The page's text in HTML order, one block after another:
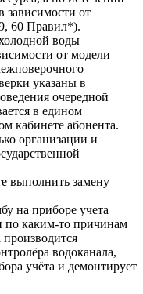
зависимости от
60 Правил*).
воды
от модели
указаны в
очередной
в едином
кабинете абонента.
организации и
выполнить замену
на приборе учета
по каким-то причинам
производится
водоканала,
учёта и демонтирует